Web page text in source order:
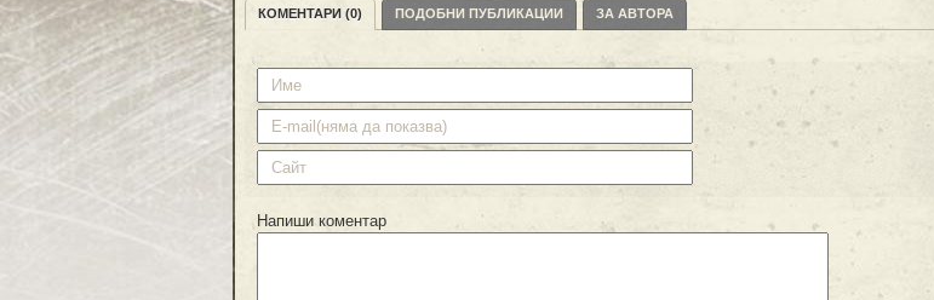
КОМЕНТАРИ (0) ПОДОБНИ ПУБЛИКАЦИИ ЗА АВТОРА
Напиши коментар